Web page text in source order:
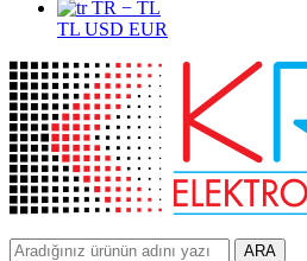
TR − TL
TL USD EUR
ARA